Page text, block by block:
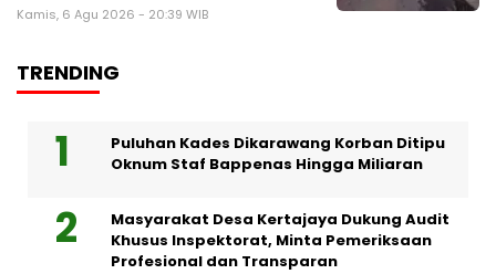
Kamis, 6 Agu 2026 - 20:39 WIB
TRENDING
Puluhan Kades Dikarawang Korban Ditipu
Oknum Staf Bappenas Hingga Miliaran
Masyarakat Desa Kertajaya Dukung Audit
Khusus Inspektorat, Minta Pemeriksaan
Profesional dan Transparan